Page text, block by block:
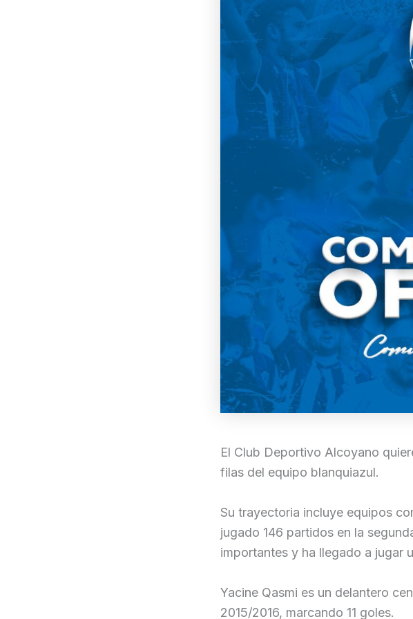
El Club Deportivo Alcoyano
filas del equipo blanquiazul.
Su trayectoria incluye equipos
jugado 146 partidos en la
importantes y ha llegado a jugar
Yacine Qasmi es un delantero
2015/2016, marcando 11 goles.